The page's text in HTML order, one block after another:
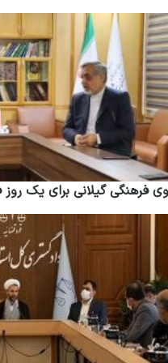
فرهنگی گیلانی برای یک